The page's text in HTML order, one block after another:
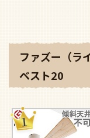
ファズー（ラ
ベスト20